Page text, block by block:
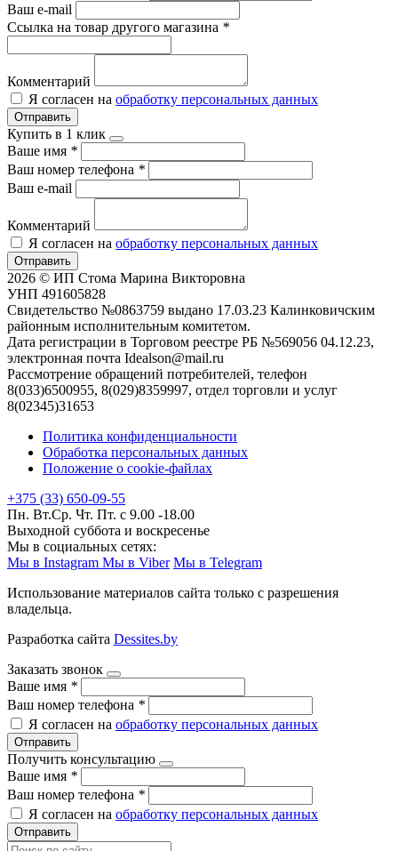
Ваш e-mail
Ссылка на товар другого магазина *
Комментарий
Я согласен на обработку персональных данных
Отправить
Купить в 1 клик
Ваше имя *
Ваш номер телефона *
Ваш e-mail
Комментарий
Я согласен на обработку персональных данных
Отправить
2026 © ИП Стома Марина Викторовна
УНП 491605828
Свидетельство №0863759 выдано 17.03.23 Калинковичским
районным исполнительным комитетом.
Дата регистрации в Торговом реестре РБ №569056 04.12.23,
электронная почта Idealson@mail.ru
Рассмотрение обращений потребителей, телефон
8(033)6500955, 8(029)8359997, отдел торговли и услуг
8(02345)31653
Политика конфиденциальности
Обработка персональных данных
Положение о cookie-файлах
+375 (33) 650-09-55
Пн. Вт.Ср. Чт. Пт. с 9.00 -18.00
Выходной суббота и воскресенье
Мы в социальных сетях:
Мы в Instagram Мы в Viber Мы в Telegram
Использование материалов сайта только с разрешения
владельца.
Разработка сайта Dessites.by
Заказать звонок
Ваше имя *
Ваш номер телефона *
Я согласен на обработку персональных данных
Отправить
Получить консультацию
Ваше имя *
Ваш номер телефона *
Я согласен на обработку персональных данных
Отправить